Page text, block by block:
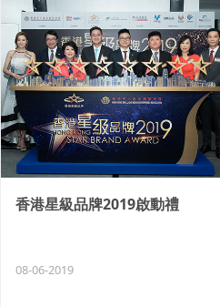
香港星級品牌2019啟動禮
08-06-2019